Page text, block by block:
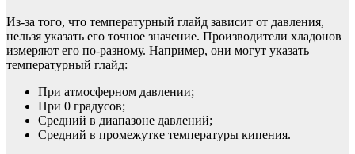
Из-за того, что температурный глайд зависит от давления,
нельзя указать его точное значение. Производители хладонов
измеряют его по-разному. Например, они могут указать
температурный глайд:
При атмосферном давлении;
При 0 градусов;
Средний в диапазоне давлений;
Средний в промежутке температуры кипения.